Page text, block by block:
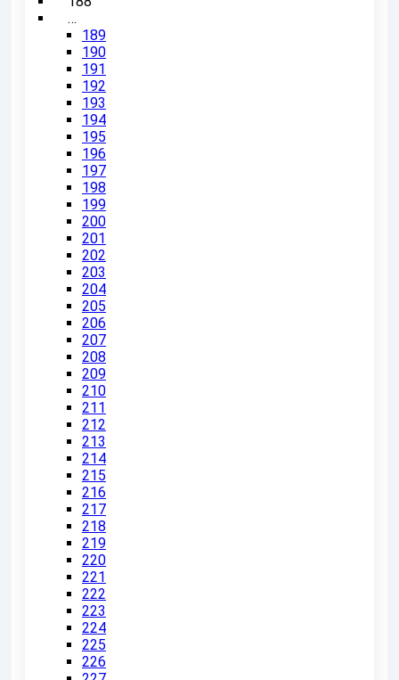
…
189
190
191
192
193
194
195
196
197
198
199
200
201
202
203
204
205
206
207
208
209
210
211
212
213
214
215
216
217
218
219
220
221
222
223
224
225
226